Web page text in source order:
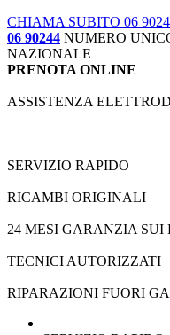
CHIAMA SUBITO 06
06 90244 NUMERO
NAZIONALE
PRENOTA ONLINE
ASSISTENZA
SERVIZIO RAPIDO
RICAMBI ORIGINALI
24 MESI GARANZIA SUI
TECNICI AUTORIZZATI
RIPARAZIONI FUORI